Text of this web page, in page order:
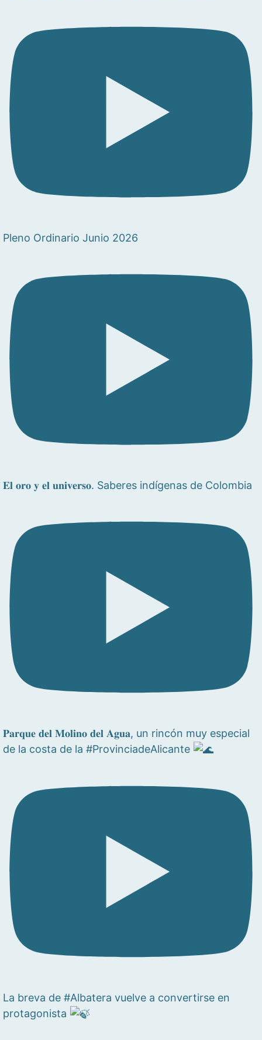
Pleno Ordinario Junio 2026
𝐄𝐥 𝐨𝐫𝐨 𝐲 𝐞𝐥 𝐮𝐧𝐢𝐯𝐞𝐫𝐬𝐨. Saberes indígenas de Colombia
𝐏𝐚𝐫𝐪𝐮𝐞 𝐝𝐞𝐥 𝐌𝐨𝐥𝐢𝐧𝐨 𝐝𝐞𝐥 𝐀𝐠𝐮𝐚, un rincón muy especial
de la costa de la #ProvinciadeAlicante
La breva de #Albatera vuelve a convertirse en
protagonista